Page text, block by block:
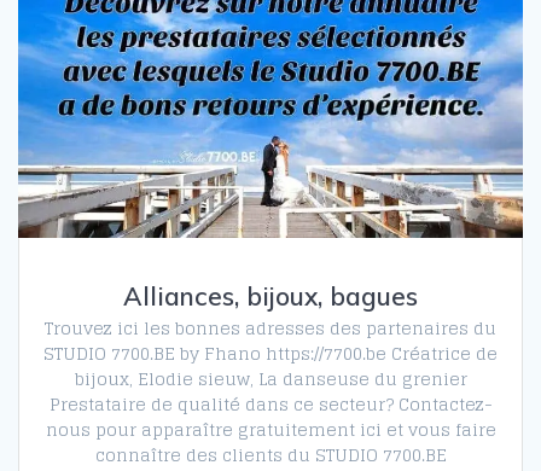
Alliances, bijoux, bagues
Trouvez ici les bonnes adresses des partenaires du
STUDIO 7700.BE by Fhano https://7700.be Créatrice de
bijoux, Elodie sieuw, La danseuse du grenier
Prestataire de qualité dans ce secteur? Contactez-
nous pour apparaître gratuitement ici et vous faire
connaître des clients du STUDIO 7700.BE